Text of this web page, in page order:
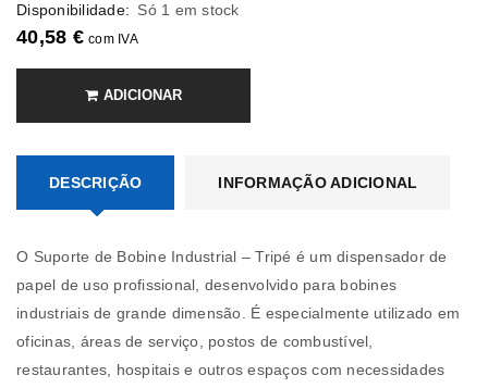
Disponibilidade: Só 1 em stock
40,58 € com IVA
ADICIONAR
DESCRIÇÃO INFORMAÇÃO ADICIONAL
O Suporte de Bobine Industrial – Tripé é um dispensador de
papel de uso profissional, desenvolvido para bobines
industriais de grande dimensão. É especialmente utilizado em
oficinas, áreas de serviço, postos de combustível,
restaurantes, hospitais e outros espaços com necessidades